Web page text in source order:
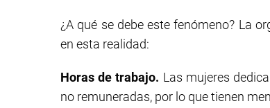
¿A qué se debe este fenómeno? La
en esta realidad:
Horas de trabajo. Las mujeres
no remuneradas, por lo que tienen